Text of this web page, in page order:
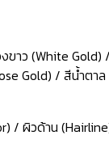
ขาว (White
Gold) / สีน้ำตา
/ ผิวด้าน